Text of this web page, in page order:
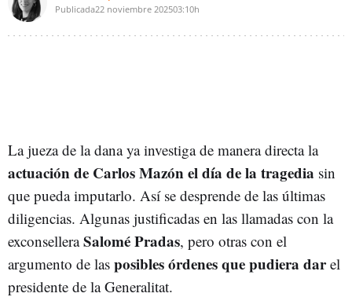
Publicada22 noviembre 202503:10h
La jueza de la dana ya investiga de manera directa la
actuación de Carlos Mazón el día de la tragedia sin
que pueda imputarlo. Así se desprende de las últimas
diligencias. Algunas justificadas en las llamadas con la
exconselleraSalomé Pradas, pero otras con el
argumento de las posibles órdenes que pudiera darel
presidente de la Generalitat.